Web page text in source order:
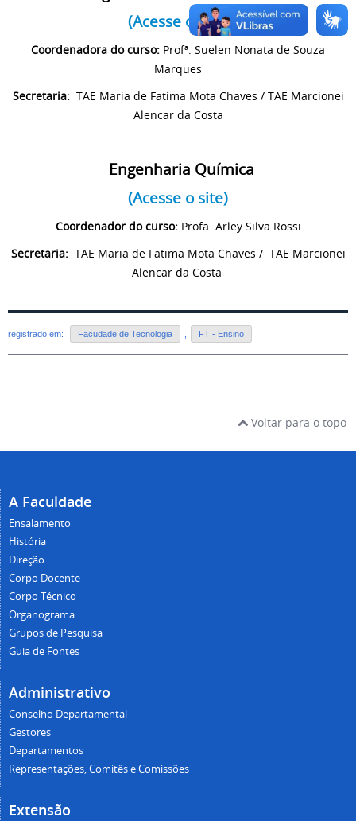
(Acesse o site)
Coordenadora do curso: Profª. Suelen Nonata de Souza
Marques
Secretaria: TAE Maria de Fatima Mota Chaves / TAE Marcionei
Alencar da Costa
Engenharia Química
(Acesse o site)
Coordenador do curso: Profa. Arley Silva Rossi
Secretaria: TAE Maria de Fatima Mota Chaves / TAE Marcionei
Alencar da Costa
registrado em: Facudade de Tecnologia FT - Ensino
Voltar para o topo
A Faculdade
Ensalamento
História
Direção
Corpo Docente
Corpo Técnico
Organograma
Grupos de Pesquisa
Guia de Fontes
Administrativo
Conselho Departamental
Gestores
Departamentos
Representações, Comitês e Comissões
Extensão